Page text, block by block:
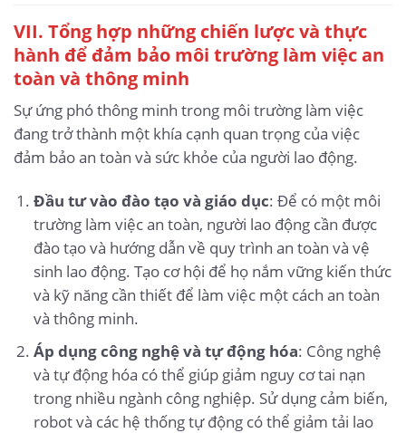
VII. Tổng hợp những chiến lược và thực
hành để đảm bảo môi trường làm việc an
toàn và thông minh
Sự ứng phó thông minh trong môi trường làm việc
đang trở thành một khía cạnh quan trọng của việc
đảm bảo an toàn và sức khỏe của người lao động.
Đầu tư vào đào tạo và giáo dục: Để có một môi
trường làm việc an toàn, người lao động cần được
đào tạo và hướng dẫn về quy trình an toàn và vệ
sinh lao động. Tạo cơ hội để họ nắm vững kiến thức
và kỹ năng cần thiết để làm việc một cách an toàn
và thông minh.
Áp dụng công nghệ và tự động hóa: Công nghệ
và tự động hóa có thể giúp giảm nguy cơ tai nạn
trong nhiều ngành công nghiệp. Sử dụng cảm biến,
robot và các hệ thống tự động có thể giảm tải lao